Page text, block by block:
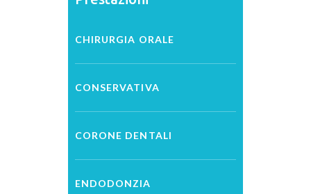
CHIRURGIA ORALE
CONSERVATIVA
CORONE DENTALI
ENDODONZIA